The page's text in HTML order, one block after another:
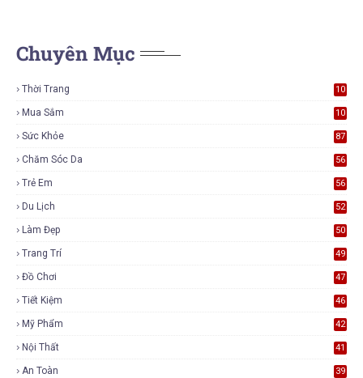
Chuyên Mục
Thời Trang
10
Mua Sắm
10
Sức Khỏe 87
Chăm Sóc Da 56
Trẻ Em 56
Du Lịch 52
Làm Đẹp 50
Trang Trí 49
Đồ Chơi 47
Tiết Kiệm 46
Mỹ Phẩm 42
Nội Thất 41
An Toàn 39